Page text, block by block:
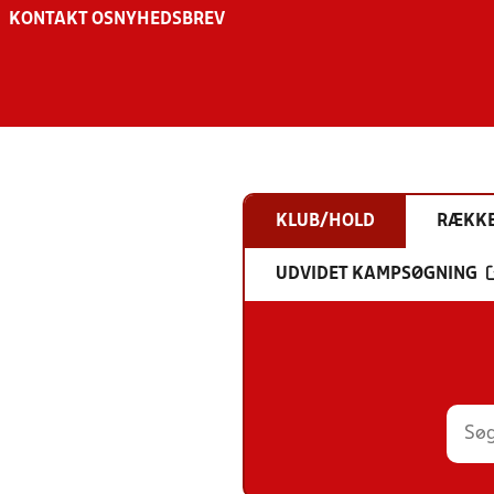
KONTAKT OS NYHEDSBREV
KLUB/HOLD
UDVIDET KAMPSØGNING